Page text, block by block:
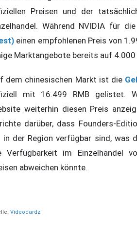
Preisen und der
Während NVIDIA für die
einen empfohlenen Preis von
Marktangebote bereits auf 4.000
dem chinesischen Markt ist die
mit 16.499 RMB gelistet.
weiterhin diesen Preis
darüber, dass Founders-
in der Region verfügbar sind, was
Verfügbarkeit im Einzelhandel
abweichen könnte.
Videocardz